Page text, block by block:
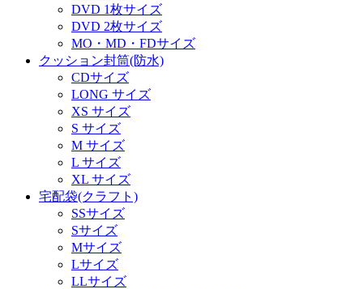
DVD 1枚サイズ
DVD 2枚サイズ
MO・MD・FDサイズ
クッション封筒(防水)
CDサイズ
LONG サイズ
XS サイズ
S サイズ
M サイズ
L サイズ
XL サイズ
宅配袋(クラフト)
SSサイズ
Sサイズ
Mサイズ
Lサイズ
LLサイズ